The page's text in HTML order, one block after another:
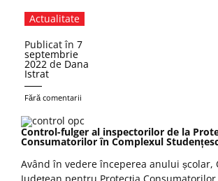
Actualitate
Publicat în 7
septembrie
2022 de Dana
Istrat
Fără comentarii
Control-fulger al inspectorilor de la
Consumatorilor în Complexul
Având în vedere începerea anului școlar,
Județean pentru Protecția Consumatorilor